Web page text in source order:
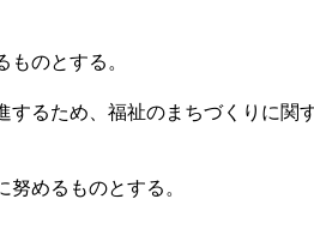
のとする。
るため、福祉のまちづくりに関
めるものとする。